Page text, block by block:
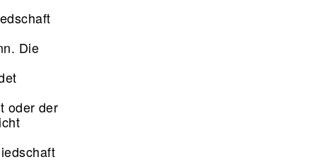
Die
oder der